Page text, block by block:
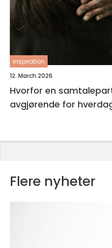
inspiration
12. March 2026
Hvorfor en
avgjørende for
Flere nyheter